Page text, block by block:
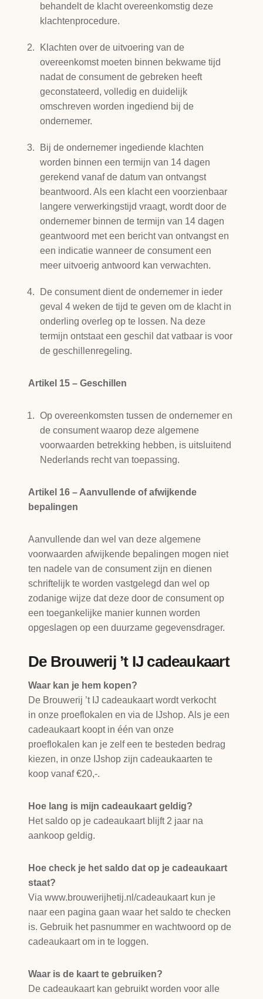
behandelt de klacht overeenkomstig deze
klachtenprocedure.
Klachten over de uitvoering van de
overeenkomst moeten binnen bekwame tijd
nadat de consument de gebreken heeft
geconstateerd, volledig en duidelijk
omschreven worden ingediend bij de
ondernemer.
Bij de ondernemer ingediende klachten
worden binnen een termijn van 14 dagen
gerekend vanaf de datum van ontvangst
beantwoord. Als een klacht een voorzienbaar
langere verwerkingstijd vraagt, wordt door de
ondernemer binnen de termijn van 14 dagen
geantwoord met een bericht van ontvangst en
een indicatie wanneer de consument een
meer uitvoerig antwoord kan verwachten.
De consument dient de ondernemer in ieder
geval 4 weken de tijd te geven om de klacht in
onderling overleg op te lossen. Na deze
termijn ontstaat een geschil dat vatbaar is voor
de geschillenregeling.
Artikel 15 – Geschillen
Op overeenkomsten tussen de ondernemer en
de consument waarop deze algemene
voorwaarden betrekking hebben, is uitsluitend
Nederlands recht van toepassing.
Artikel 16 – Aanvullende of afwijkende
bepalingen
Aanvullende dan wel van deze algemene
voorwaarden afwijkende bepalingen mogen niet
ten nadele van de consument zijn en dienen
schriftelijk te worden vastgelegd dan wel op
zodanige wijze dat deze door de consument op
een toegankelijke manier kunnen worden
opgeslagen op een duurzame gegevensdrager.
De Brouwerij ’t IJ cadeaukaart
Waar kan je hem kopen?
De Brouwerij ’t IJ cadeaukaart wordt verkocht
in onze proeflokalen en via de IJshop. Als je een
cadeaukaart koopt in één van onze
proeflokalen kan je zelf een te besteden bedrag
kiezen, in onze IJshop zijn cadeaukaarten te
koop vanaf €20,-.
Hoe lang is mijn cadeaukaart geldig?
Het saldo op je cadeaukaart blijft 2 jaar na
aankoop geldig.
Hoe check je het saldo dat op je cadeaukaart
staat?
Via www.brouwerijhetij.nl/cadeaukaart kun je
naar een pagina gaan waar het saldo te checken
is. Gebruik het pasnummer en wachtwoord op de
cadeaukaart om in te loggen.
Waar is de kaart te gebruiken?
De cadeaukaart kan gebruikt worden voor alle